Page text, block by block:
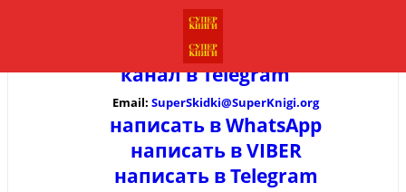
канал вTelegram
Email: SuperSkidki@SuperKnigi.org
написать в WhatsApp
написать в VIBER
написать в Telegram